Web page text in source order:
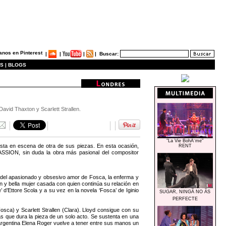
| | | | Buscar:
| BLOGS
Thaxton y Scarlett Strallen.
en escena de otra de sus piezas. En esta ocasión,
sin duda la obra más pasional del compositor
apasionado y obsesivo amor de Fosca, la enferma y
bella mujer casada con quien continúa su relación en
Scola y a su vez en la novela ‘Fosca’ de Iginio
y Scarlett Strallen (Clara). Lloyd consigue con su
que dura la pieza de un solo acto. Se sustenta en una
Elena Roger vuelve a tener entre sus manos un
"La Vie BohÃ¨me"
RENT
SUGAR, NINGÃ NO ÃS
PERFECTE